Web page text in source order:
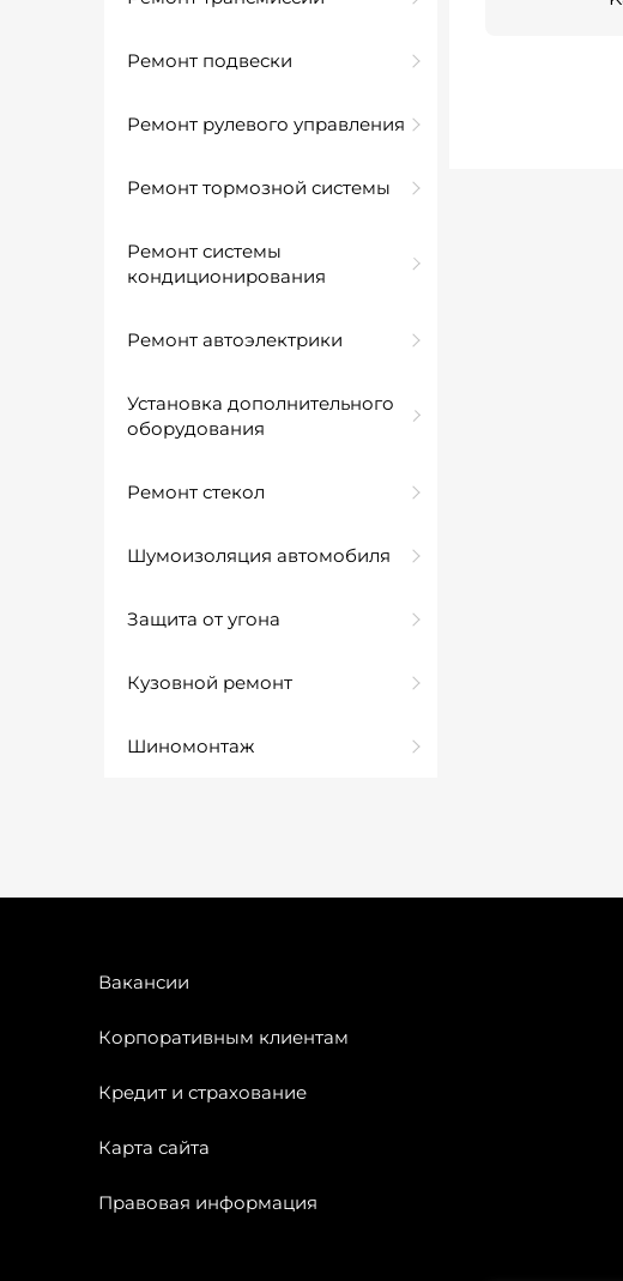
Ремонт подвески
Ремонт рулевого управления
Ремонт тормозной системы
Ремонт системы
кондиционирования
Ремонт автоэлектрики
Установка дополнительного
оборудования
Ремонт стекол
Шумоизоляция автомобиля
Защита от угона
Кузовной ремонт
Шиномонтаж
Вакансии
Корпоративным клиентам
Кредит и страхование
Карта сайта
Правовая информация